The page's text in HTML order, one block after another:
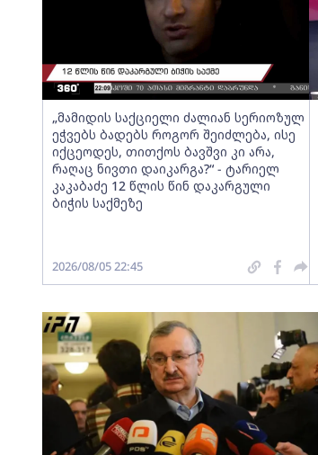
„მამიდის საქციელი ძალიან სერიოზულ
ეჭვებს ბადებს როგორ შეიძლება, ისე
იქცეოდეს, თითქოს ბავშვი კი არა,
რაღაც ნივთი დაიკარგა?“ - ტარიელ
კაკაბაძე 12 წლის წინ დაკარგული
ბიჭის საქმეზე
2026/08/05 22:45